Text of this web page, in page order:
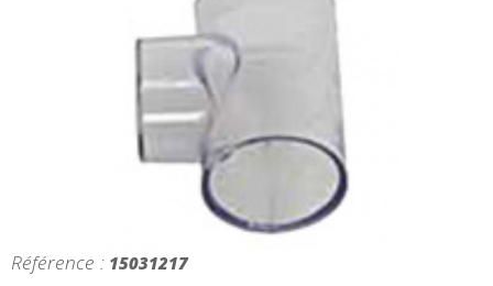
Référence : 15031217